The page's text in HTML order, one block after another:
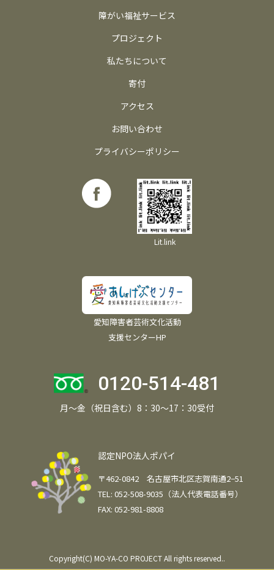
障がい福祉サービス
プロジェクト
私たちについて
寄付
アクセス
お問い合わせ
プライバシーポリシー
Lit.link
愛知障害者芸術文化活動
支援センターHP
0120-514-481
月～金（祝日含む）8：30～17：30受付
認定NPO法人ポパイ
〒462-0842 名古屋市北区志賀南通2−51
TEL: 052-508-9035（法人代表電話番号）
FAX: 052-981-8808
Copyright(C) MO-YA-CO PROJECT All rights reserved..